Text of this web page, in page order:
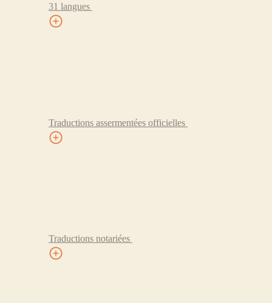
31 langues
Traductions assermentées officielles
Traductions notariées